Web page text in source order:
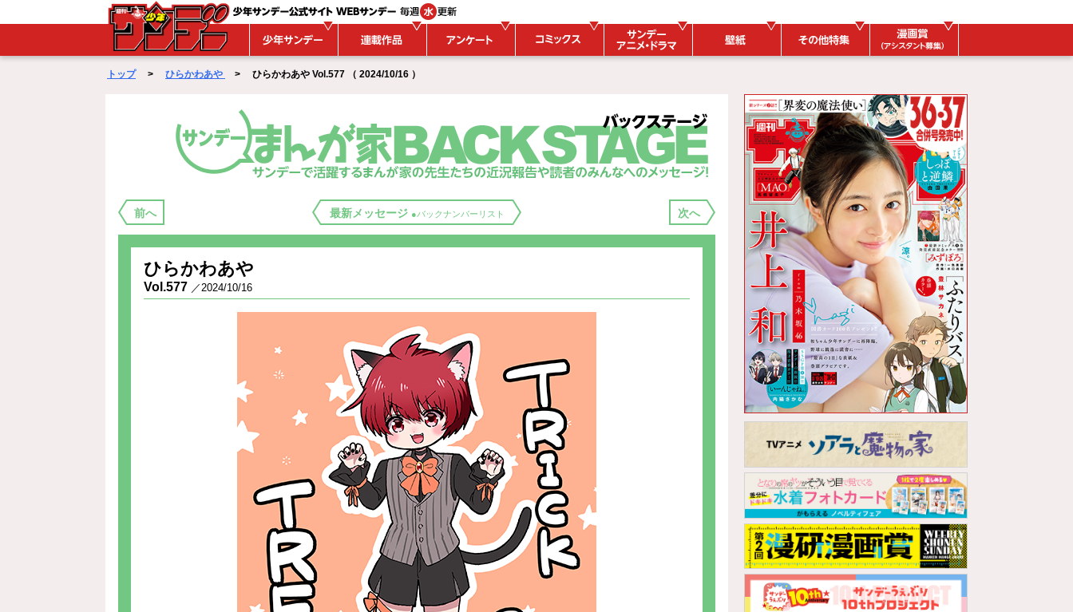
WEBサンデー
トップ> ひらかわあや > ひらかわあや Vol.577 （ 2024/10/16 ）
前へ 最新メッセージ ●バックナンバーリスト 次へ
ひらかわあや
Vol.577 ／2024/10/16